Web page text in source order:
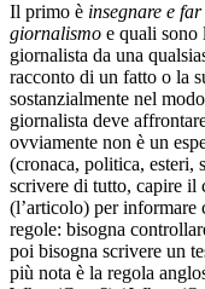
Il primo è insegnare e
giornalismo e quali sono
giornalista da una
racconto di un fatto o la
sostanzialmente nel
giornalista deve
ovviamente non è un
(cronaca, politica, esteri,
scrivere di tutto, capire il
(l’articolo) per informare
regole: bisogna
poi bisogna scrivere un
più nota è la regola